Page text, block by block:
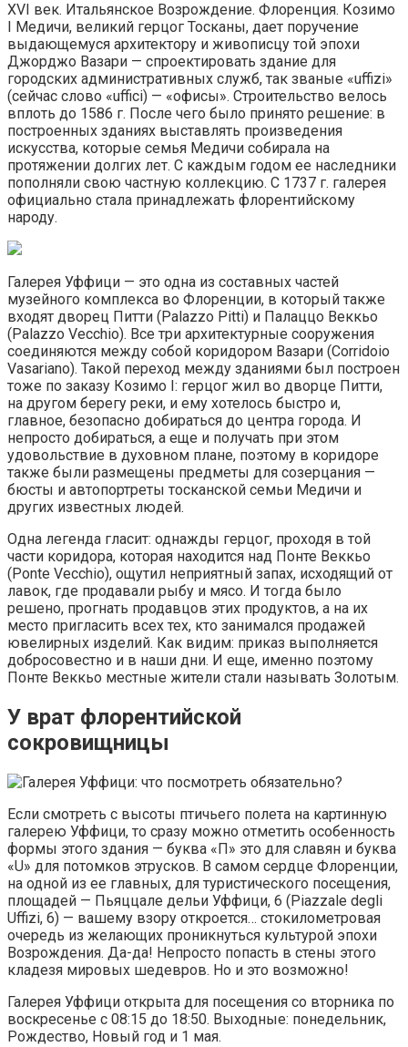
XVI век. Итальянское Возрождение. Флоренция. Козимо
I Медичи, великий герцог Тосканы, дает поручение
выдающемуся архитектору и живописцу той эпохи
Джорджо Вазари — спроектировать здание для
городских административных служб, так званые «uffizi»
(сейчас слово «uffici) — «офисы». Строительство велось
вплоть до 1586 г. После чего было принято решение: в
построенных зданиях выставлять произведения
искусства, которые семья Медичи собирала на
протяжении долгих лет. С каждым годом ее наследники
пополняли свою частную коллекцию. С 1737 г. галерея
официально стала принадлежать флорентийскому
народу.
Галерея Уффици — это одна из составных частей
музейного комплекса во Флоренции, в который также
входят дворец Питти (Palazzo Pitti) и Палаццо Веккьо
(Palazzo Vecchio). Все три архитектурные сооружения
соединяются между собой коридором Вазари (Corridoio
Vasariano). Такой переход между зданиями был построен
тоже по заказу Козимо I: герцог жил во дворце Питти,
на другом берегу реки, и ему хотелось быстро и,
главное, безопасно добираться до центра города. И
непросто добираться, а еще и получать при этом
удовольствие в духовном плане, поэтому в коридоре
также были размещены предметы для созерцания —
бюсты и автопортреты тосканской семьи Медичи и
других известных людей.
Одна легенда гласит: однажды герцог, проходя в той
части коридора, которая находится над Понте Веккьо
(Ponte Vecchio), ощутил неприятный запах, исходящий от
лавок, где продавали рыбу и мясо. И тогда было
решено, прогнать продавцов этих продуктов, а на их
место пригласить всех тех, кто занимался продажей
ювелирных изделий. Как видим: приказ выполняется
добросовестно и в наши дни. И еще, именно поэтому
Понте Веккьо местные жители стали называть Золотым.
У врат флорентийской
сокровищницы
Если смотреть с высоты птичьего полета на картинную
галерею Уффици, то сразу можно отметить особенность
формы этого здания — буква «П» это для славян и буква
«U» для потомков этрусков. В самом сердце Флоренции,
на одной из ее главных, для туристического посещения,
площадей — Пьяццале дельи Уффици, 6 (Piazzale degli
Uffizi, 6) — вашему взору откроется… стокилометровая
очередь из желающих проникнуться культурой эпохи
Возрождения. Да-да! Непросто попасть в стены этого
кладезя мировых шедевров. Но и это возможно!
Галерея Уффици открыта для посещения со вторника по
воскресенье с 08:15 до 18:50. Выходные: понедельник,
Рождество, Новый год и 1 мая.